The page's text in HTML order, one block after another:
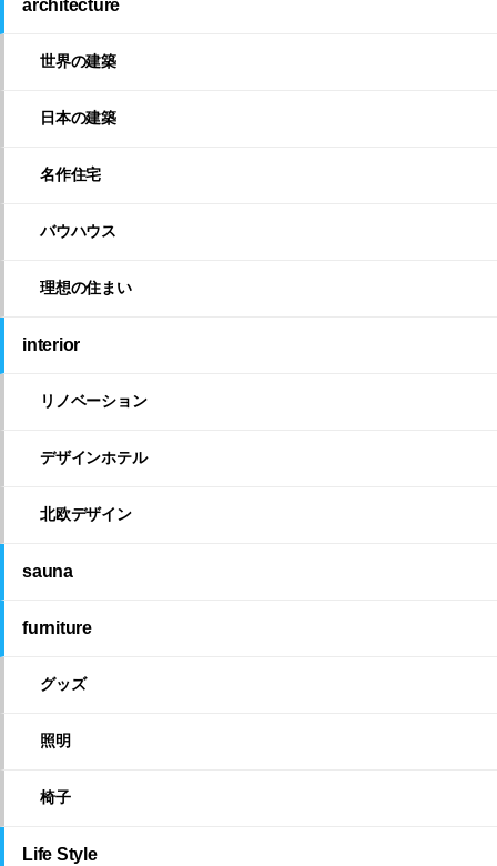
architecture
世界の建築
日本の建築
名作住宅
バウハウス
理想の住まい
interior
リノベーション
デザインホテル
北欧デザイン
sauna
furniture
グッズ
照明
椅子
Life Style